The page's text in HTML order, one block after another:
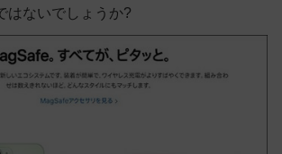
はないでしょうか?